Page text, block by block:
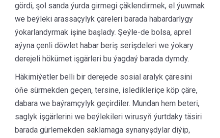
gördi, şol sanda ýurda girmegi çäklendirmek, el ýuwmak
we beýleki arassaçylyk çäreleri barada habardarlygy
ýokarlandyrmak işine başlady. Şeýle-de bolsa, aprel
aýyna çenli döwlet habar beriş serişdeleri we ýokary
derejeli hökümet işgärleri bu ýagdaý barada dymdy.
Häkimiýetler belli bir derejede sosial aralyk çäresini
öňe sürmekden geçen, tersine, isledikleriçe köp çäre,
dabara we baýramçylyk geçirdiler. Mundan hem beteri,
saglyk işgärlerini we beýlekileri wirusyň ýurtdaky täsiri
barada gürlemekden saklamaga synanyşdylar diýip,